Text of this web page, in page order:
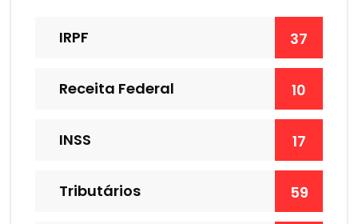
IRPF 37
Receita Federal 10
INSS 17
Tributários 59